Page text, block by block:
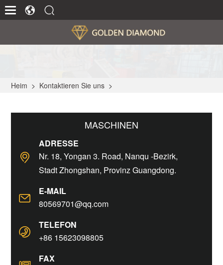
Heim > Kontaktieren Sie uns >
MASCHINEN
ADRESSE
Nr. 18, Yongan 3. Road, Nanqu -Bezirk,
Stadt Zhongshan, Provinz Guangdong.
E-MAIL
80569701@qq.com
TELEFON
+86 15623098805
FAX